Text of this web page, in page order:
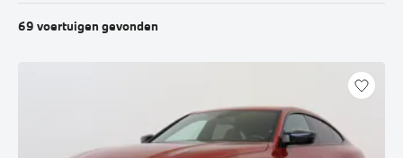
69 voertuigen gevonden